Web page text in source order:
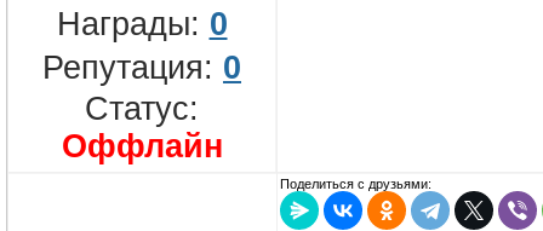
Награды: 0
Репутация: 0
Статус:
Оффлайн
Поделиться с друзьями: